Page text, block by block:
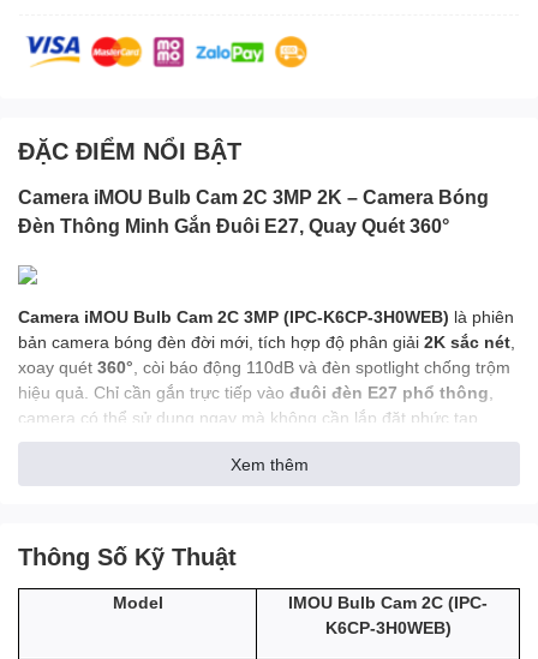
ĐẶC ĐIỂM NỔI BẬT
Camera iMOU Bulb Cam 2C 3MP 2K – Camera Bóng
Đèn Thông Minh Gắn Đuôi E27, Quay Quét 360°
Camera iMOU Bulb Cam 2C 3MP (IPC-K6CP-3H0WEB) là phiên
bản camera bóng đèn đời mới, tích hợp độ phân giải 2K sắc nét
xoay quét 360° , còi báo động 110dB và đèn spotlight chống trộm
hiệu quả. Chỉ cần gắn trực tiếp vào đuôi đèn E27 phổ thông
camera có thể sử dụng ngay mà không cần lắp đặt phức tạp.
1. Camera 2K 3MP – Hình Ảnh Sắc Nét Từng Chi Tiết
iMOU Bulb Cam 2C được trang bị:
- Cảm biến 3MP cho hình ảnh 2K sắc nét
giúp thu sáng tốt, hình ảnh rõ ràng hơn trong
Xem thêm
Thông Số Kỹ Thuật
Model
IMOU Bulb Cam 2C (IPC-
K6CP-3H0WEB)